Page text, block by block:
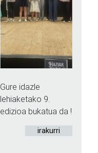
Gure idazle
lehiaketako 9.
edizioa bukatua da !
irakurri